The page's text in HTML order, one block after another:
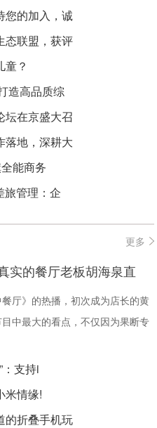
您的加入，诚
态联盟，获评
童？
造高品质综
坛在京盛大召
落地，深耕大
能商务
旅管理：企
更多
实的餐厅老板胡海泉直
厅》的热播，初次成为店长的黄
中最大的看点，不仅因为果断专
：支持i
米情缘!
的折叠手机玩